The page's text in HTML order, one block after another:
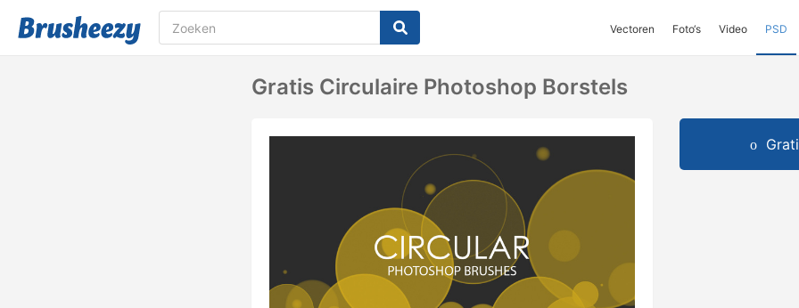
Vectoren Foto‘s Video PSD
Gratis Circulaire Photoshop Borstels